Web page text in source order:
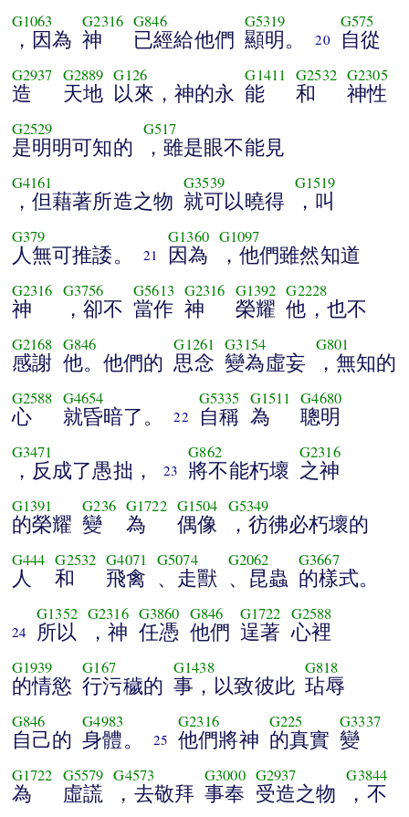
G1063
，因為
G2316
神
G846
已經給他們
G5319
顯明。 20
G575
自從
G2937
造
G2889
天地
G126
以來，神的永
G1411
能
G2532
和
G2305
神性
G2529
是明明可知的
G517
，雖是眼不能見
G4161
，但藉著所造之物
G3539
就可以曉得
G1519
，叫
G379
人無可推諉。 21
G1360
因為
G1097
，他們雖然知道
G2316
神
G3756
，卻不
G5613
當作
G2316
神
G1392
榮耀
G2228
他，也不
G2168
感謝
G846
他。他們的
G1261
思念
G3154
變為虛妄
G801
，無知的
G2588
心
G4654
就昏暗了。 22
G5335
自稱
G1511
為
G4680
聰明
G3471
，反成了愚拙， 23
G862
將不能朽壞
G2316
之神
G1391
的榮耀
G236
變
G1722
為
G1504
偶像
G5349
，彷彿必朽壞的
G444
人
G2532
和
G4071
飛禽
G5074
、走獸
G2062
、昆蟲
G3667
的樣式。
24
G1352
所以
G2316
，神
G3860
任憑
G846
他們
G1722
逞著
G2588
心裡
G1939
的情慾
G167
行污穢的
G1438
事，以致彼此
G818
玷辱
G846
自己的
G4983
身體。 25
G2316
他們將神
G225
的真實
G3337
變
G1722
為
G5579
虛謊
G4573
，去敬拜
G3000
事奉
G2937
受造之物
G3844
，不